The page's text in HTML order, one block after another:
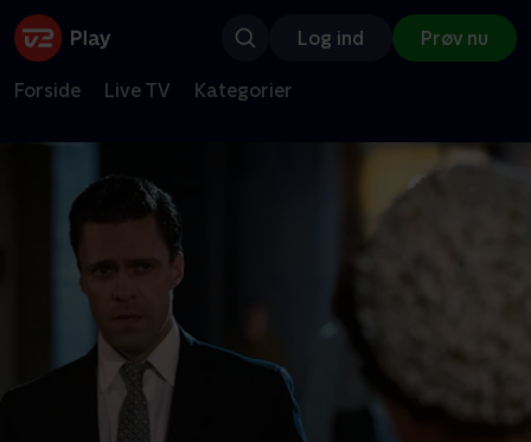
Log ind Prøv nu
Forside Live TV Kategorier